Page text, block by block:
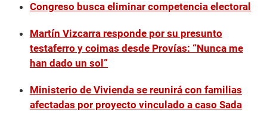
Congreso busca eliminar competencia electoral
Martín Vizcarra responde por su presunto
testaferro y coimas desde Provías: “Nunca me
han dado un sol”
Ministerio de Vivienda se reunirá con familias
afectadas por proyecto vinculado a caso Sada